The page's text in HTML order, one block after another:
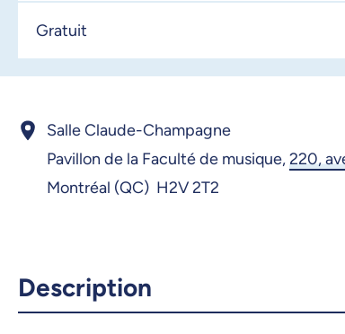
Gratuit
Salle Claude-Champagne
Pavillon de la Faculté de musique,220,
Montréal (QC) H2V 2T2
Description